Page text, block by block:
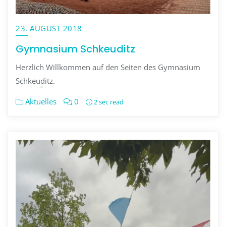
23. AUGUST 2018
Gymnasium Schkeuditz
Herzlich Willkommen auf den Seiten des Gymnasium
Schkeuditz.
Aktuelles 0 2 sec read